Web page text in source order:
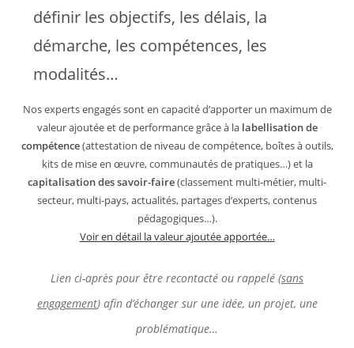
définir les objectifs, les délais, la
démarche, les compétences, les
modalités…
Nos experts engagés sont en capacité d’apporter un maximum de
valeur ajoutée et de performance grâce à la labellisation de
compétence(attestation de niveau de compétence, boîtes à outils,
kits de mise en œuvre, communautés de pratiques…) et la
capitalisation des savoir-faire(classement multi-métier, multi-
secteur, multi-pays, actualités, partages d’experts, contenus
pédagogiques…).
Voir en détail la valeur ajoutée apportée…
Lien ci-après pour être recontacté ou rappelé (sans
engagement) afin d’échanger sur une idée, un projet, une
problématique…